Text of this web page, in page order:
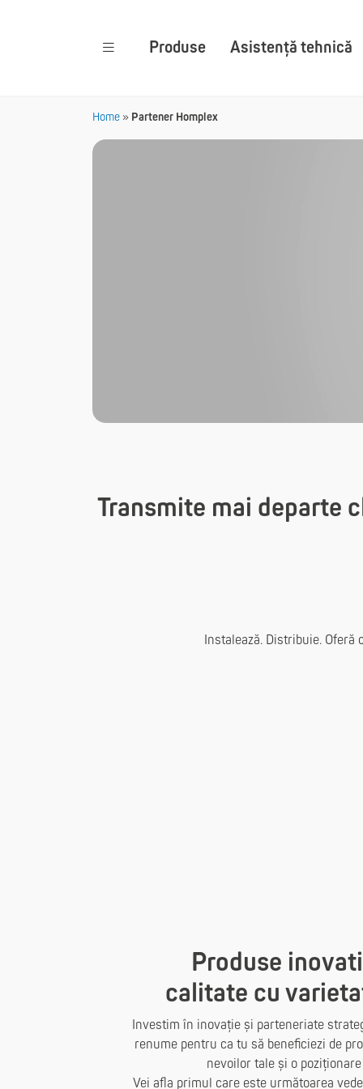
Produse Asistență tehnică
Home » Partener Homplex
Transmite mai departe
Instalează. Distribuie.
Produse
calitate cu
Investim în inovație și parteneriate
renume pentru ca tu să beneficiezi de
nevoilor tale și o
Vei afla primul care este următoarea